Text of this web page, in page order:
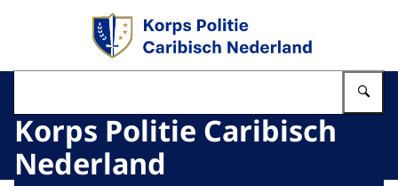
Naar de homepage van Politie Caribisch
Korps Politie Caribisch
Nederland